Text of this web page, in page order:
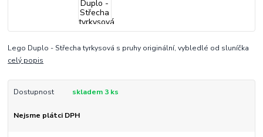
Lego Duplo - Střecha tyrkysová s pruhy originální, vybledlé od sluníčka
celý popis
Dostupnost skladem 3 ks
Nejsme plátci DPH